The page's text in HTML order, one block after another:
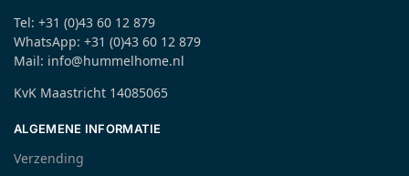
Tel: +31 (0)43 60 12 879
WhatsApp: +31 (0)43 60 12 879
Mail: info@hummelhome.nl
KvK Maastricht 14085065
ALGEMENE INFORMATIE
Verzending